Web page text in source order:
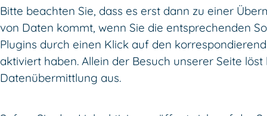
Bitte beachten Sie, dass es erst dann zu einer
von Daten kommt, wenn Sie die entsprechenden
Plugins durch einen Klick auf den
aktiviert haben. Allein der Besuch unserer Seite löst
Datenübermittlung aus.